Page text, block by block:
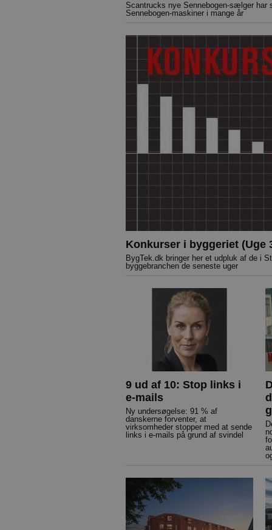
Scantrucks nye Sennebogen-sælger har
Sennebogen-maskiner i mange år
Konkurser i byggeriet (Uge
BygTek.dk bringer her et udpluk af de i
byggebranchen de seneste uger
9 ud af 10: Stop links i
e-mails
Ny undersøgelse: 91 % af
danskerne forventer, at
virksomheder stopper med at sende
links i e-mails på grund af svindel